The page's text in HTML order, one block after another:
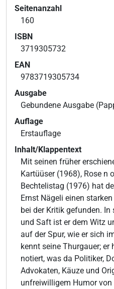
Seitenanzahl
160
ISBN
3719305732
EAN
9783719305734
Ausgabe
Gebundene Ausgabe
Auflage
Erstauflage
Inhalt/Klappentext
Mit seinen früher
Kartüüser (1968), Rose n
Bechtelistag (1976) hat
Ernst Nägeli einen
bei der Kritik gefunden.
und Saft ist er dem Witz
auf der Spur, wie er sich
kennt seine Thurgauer;
notiert, was da Politiker,
Advokaten, Käuze und
unfreiwilligem Humor